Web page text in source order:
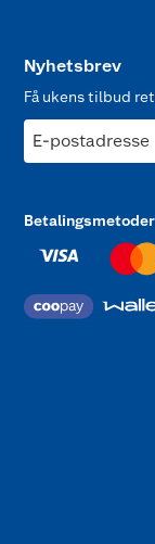
Nyhetsbrev
Få ukens tilbud
E-postadresse
Betalingsmetoder